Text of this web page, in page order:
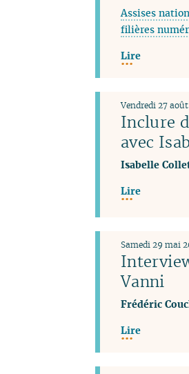
Assises
filières
Lire
Inclure
avec
Vendredi 27 août
Isabelle
Lire
Vanni
Samedi 29 mai
Frédéric
Lire